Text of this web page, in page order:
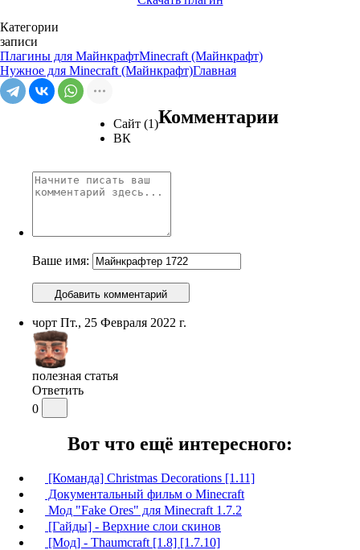
Категории
записи
Плагины для МайнкрафтMinecraft (Майнкрафт)
Нужное для Minecraft (Майнкрафт)Главная
Сайт (1)
ВК
Комментарии
Ваше имя:
Добавить комментарий
чорт Пт., 25 Февраля 2022 г.
полезная статья
Ответить
0
Вот что ещё интересного:
[Команда] Christmas Decorations [1.11]
Документальный фильм о Minecraft
Мод "Fake Ores" для Minecraft 1.7.2
[Гайды] - Верхние слои скинов
[Мод] - Thaumcraft [1.8] [1.7.10]